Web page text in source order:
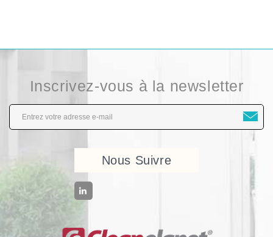
Inscrivez-vous à la newsletter
Nous Suivre